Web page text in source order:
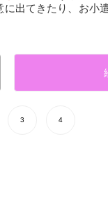
出てきたり、お小
3 4